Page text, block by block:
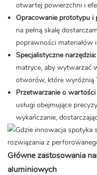
otwartej powierzchni i
Opracowanie prototypu i
na pełną skalę
poprawności materiałów
Specjalistyczne narzędzia:
matryce, aby wytwarzać
otworów, które wyróżnią
Przetwarzanie o wartości
usługi obejmujące
wykańczanie,
Główne zastosowania
aluminiowych